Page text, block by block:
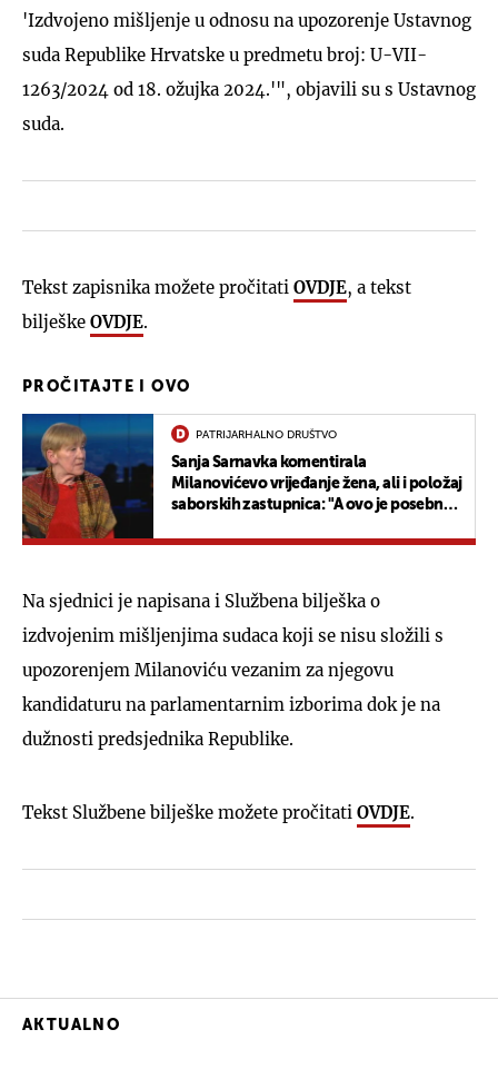
'Izdvojeno mišljenje u odnosu na upozorenje Ustavnog
suda Republike Hrvatske u predmetu broj: U-VII-
1263/2024 od 18. ožujka 2024.'", objavili su s Ustavnog
suda.
Tekst zapisnika možete pročitati OVDJE, a tekst
bilješke OVDJE.
PROČITAJTE I OVO
PATRIJARHALNO DRUŠTVO
Sanja Sarnavka komentirala
Milanovićevo vrijeđanje žena, ali i položaj
saborskih zastupnica: "A ovo je posebno
Na sjednici je napisana i Službena bilješka o
izdvojenim mišljenjima sudaca koji se nisu složili s
upozorenjem Milanoviću vezanim za njegovu
kandidaturu na parlamentarnim izborima dok je na
dužnosti predsjednika Republike.
Tekst Službene bilješke možete pročitati OVDJE.
AKTUALNO